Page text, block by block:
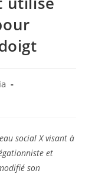
social X visant à
et
son